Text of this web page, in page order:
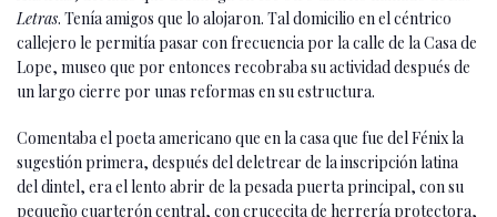
Letras. Tenía amigos que lo alojaron. Tal domicilio en el céntrico
callejero le permitía pasar con frecuencia por la calle de la Casa de
Lope, museo que por entonces recobraba su actividad después de
un largo cierre por unas reformas en su estructura.
Comentaba el poeta americano que en la casa que fue del Fénix la
sugestión primera, después del deletrear de la inscripción latina
del dintel, era el lento abrir de la pesada puerta principal, con su
pequeño cuarterón central, con crucecita de herrería protectora,